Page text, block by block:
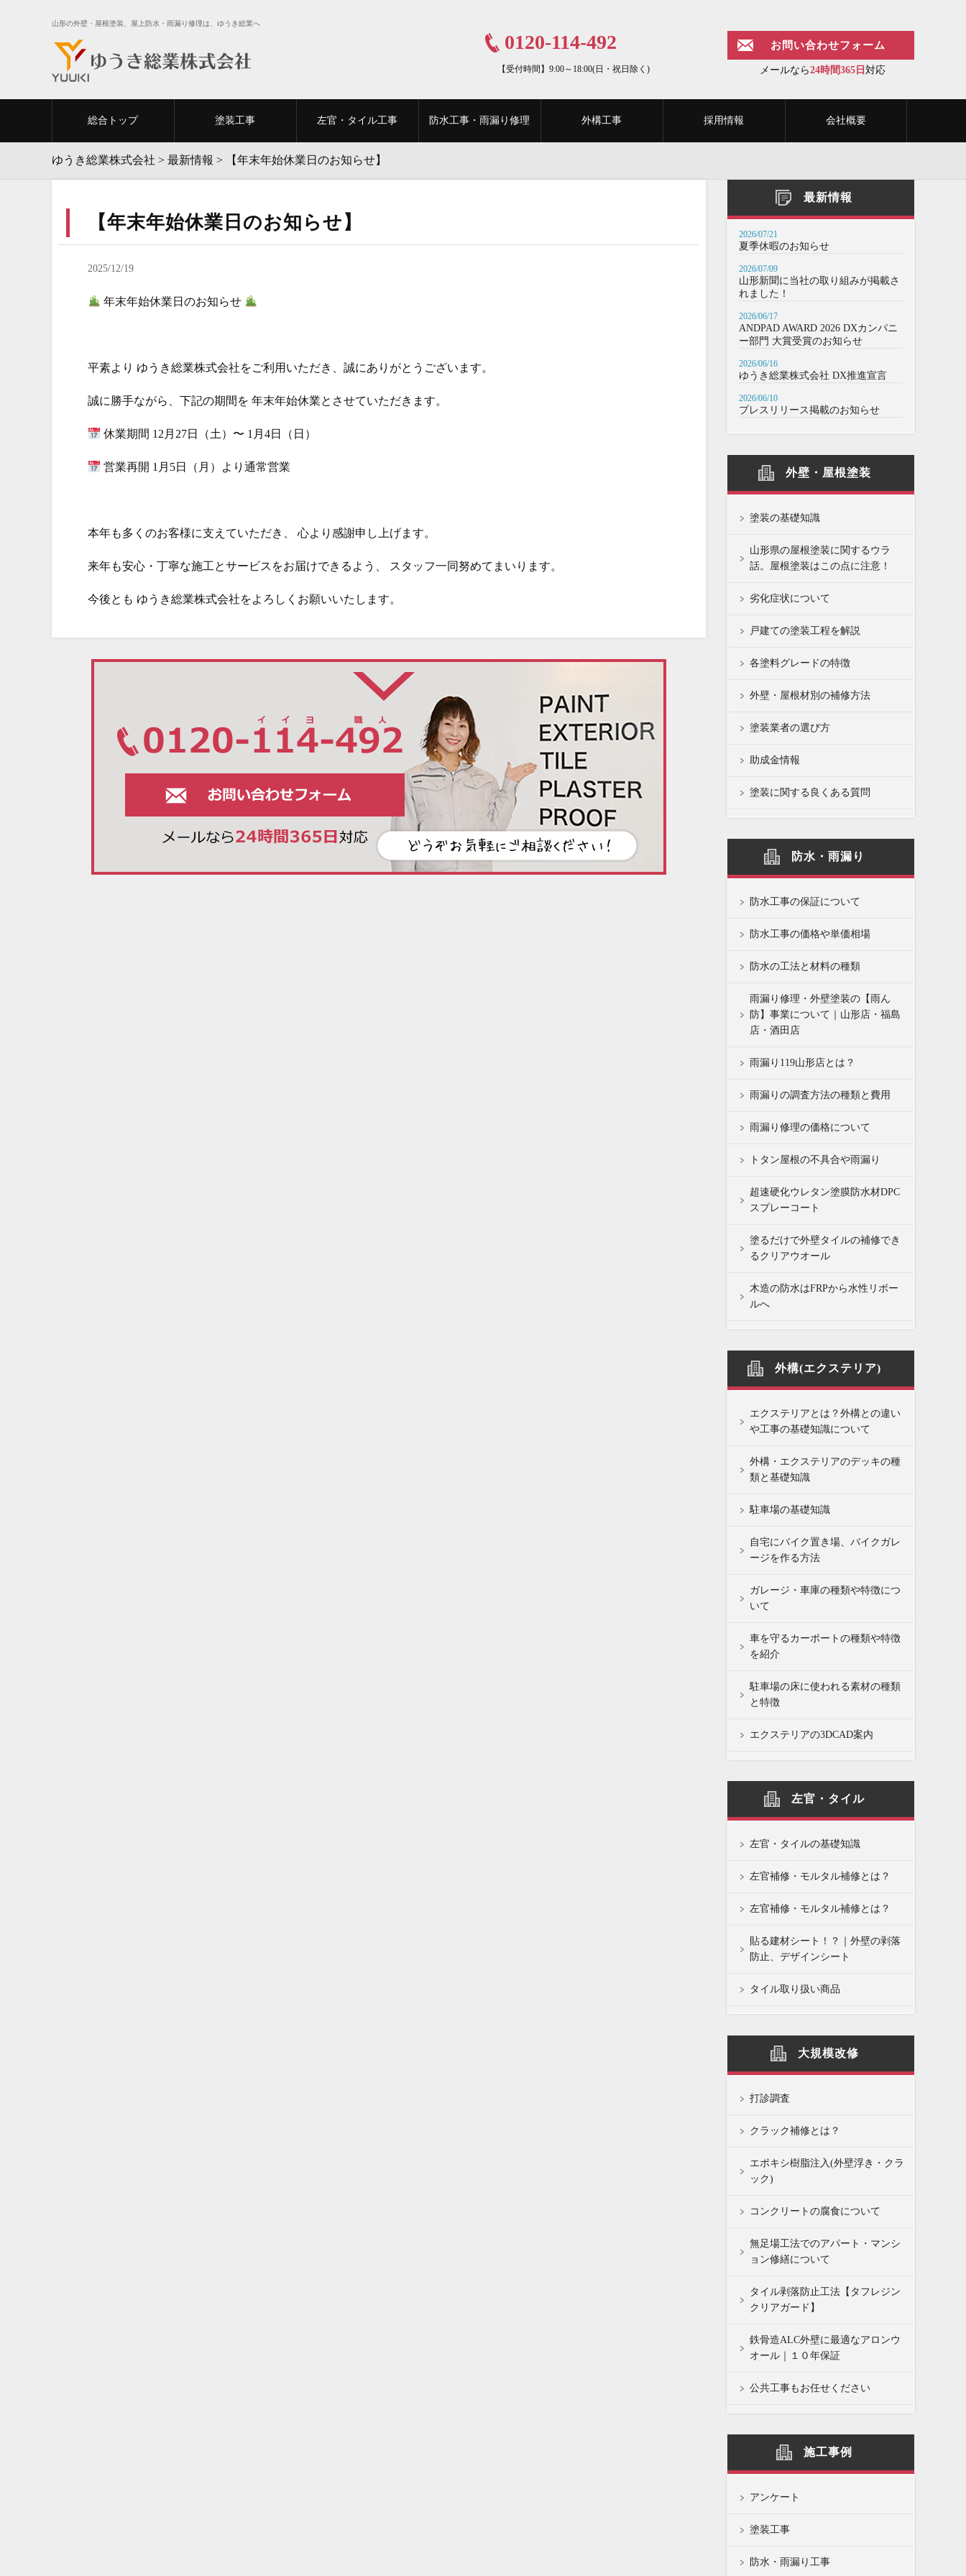
山形の外壁・屋根塗装、屋上防水・雨漏り修理は、ゆうき総業へ
0120-114-492
【受付時間】9:00～18:00(日・祝日除く)
お問い合わせフォーム
メールなら24時間365日 対応
総合トップ 塗装工事 左官・タイル工事 防水工事・雨漏り修理 外構工事 採用情報 会社概要
ゆうき総業株式会社 > 最新情報 > 【年末年始休業日のお知らせ】
【年末年始休業日のお知らせ】
2025/12/19
年末年始休業日のお知らせ
平素より ゆうき総業株式会社をご利用いただき、誠にありがとうございます。
誠に勝手ながら、下記の期間を 年末年始休業とさせていただきます。
休業期間 12月27日（土）〜 1月4日（日）
営業再開 1月5日（月）より通常営業
本年も多くのお客様に支えていただき、 心より感謝申し上げます。
来年も安心・丁寧な施工とサービスをお届けできるよう、 スタッフ一同努めてまいります。
今後とも ゆうき総業株式会社をよろしくお願いいたします。
最新情報
2026/07/21
夏季休暇のお知らせ
2026/07/09
山形新聞に当社の取り組みが掲載さ
れました！
2026/06/17
ANDPAD AWARD 2026 DXカンパニ
ー部門 大賞受賞のお知らせ
2026/06/16
ゆうき総業株式会社 DX推進宣言
2026/06/10
プレスリリース掲載のお知らせ
外壁・屋根塗装
塗装の基礎知識
山形県の屋根塗装に関するウラ
話。屋根塗装はこの点に注意！
劣化症状について
戸建ての塗装工程を解説
各塗料グレードの特徴
外壁・屋根材別の補修方法
塗装業者の選び方
助成金情報
塗装に関する良くある質問
防水・雨漏り
防水工事の保証について
防水工事の価格や単価相場
防水の工法と材料の種類
雨漏り修理・外壁塗装の【雨ん
防】事業について｜山形店・福島
店・酒田店
雨漏り119山形店とは？
雨漏りの調査方法の種類と費用
雨漏り修理の価格について
トタン屋根の不具合や雨漏り
超速硬化ウレタン塗膜防水材DPC
スプレーコート
塗るだけで外壁タイルの補修でき
るクリアウオール
木造の防水はFRPから水性リボー
ルへ
外構(エクステリア)
エクステリアとは？外構との違い
や工事の基礎知識について
外構・エクステリアのデッキの種
類と基礎知識
駐車場の基礎知識
自宅にバイク置き場、バイクガレ
ージを作る方法
ガレージ・車庫の種類や特徴につ
いて
車を守るカーポートの種類や特徴
を紹介
駐車場の床に使われる素材の種類
と特徴
エクステリアの3DCAD案内
左官・タイル
左官・タイルの基礎知識
左官補修・モルタル補修とは？
左官補修・モルタル補修とは？
貼る建材シート！？｜外壁の剥落
防止、デザインシート
タイル取り扱い商品
大規模改修
打診調査
クラック補修とは？
エポキシ樹脂注入(外壁浮き・クラ
ック)
コンクリートの腐食について
無足場工法でのアパート・マンシ
ョン修繕について
タイル剥落防止工法【タフレジン
クリアガード】
鉄骨造ALC外壁に最適なアロンウ
オール｜１０年保証
公共工事もお任せください
施工事例
アンケート
塗装工事
防水・雨漏り工事